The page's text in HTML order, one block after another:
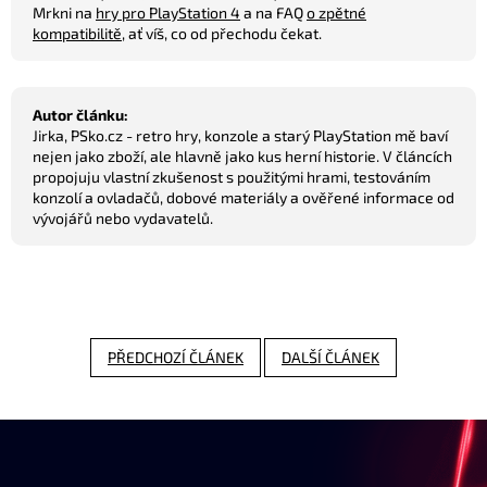
Mrkni na hry pro PlayStation 4 a na FAQo zpětné
kompatibilitě, ať víš, co od přechodu čekat.
Autor článku:
Jirka, PSko.cz - retro hry, konzole a starý PlayStation mě baví
nejen jako zboží, ale hlavně jako kus herní historie. V článcích
propojuju vlastní zkušenost s použitými hrami, testováním
konzolí a ovladačů, dobové materiály a ověřené informace od
vývojářů nebo vydavatelů.
PŘEDCHOZÍ ČLÁNEK DALŠÍ ČLÁNEK